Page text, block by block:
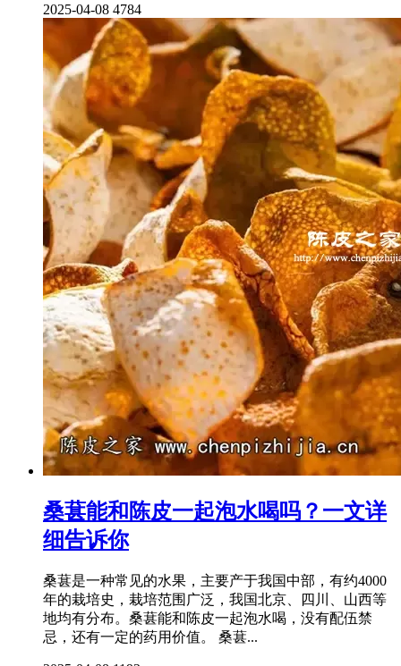
2025-04-08 4784
桑葚能和陈皮一起泡水喝吗？一文详
细告诉你
桑葚是一种常见的水果，主要产于我国中部，有约4000
年的栽培史，栽培范围广泛，我国北京、四川、山西等
地均有分布。桑葚能和陈皮一起泡水喝，没有配伍禁
忌，还有一定的药用价值。 桑葚...